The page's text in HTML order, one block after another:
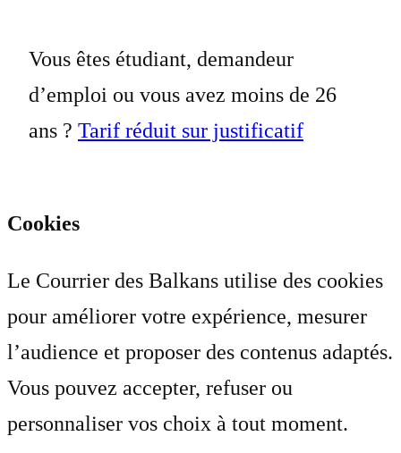
Vous êtes étudiant, demandeur
d’emploi ou vous avez moins de 26
ans ? Tarif réduit sur justificatif
Cookies
Le Courrier des Balkans utilise des cookies
pour améliorer votre expérience, mesurer
l’audience et proposer des contenus adaptés.
Vous pouvez accepter, refuser ou
personnaliser vos choix à tout moment.